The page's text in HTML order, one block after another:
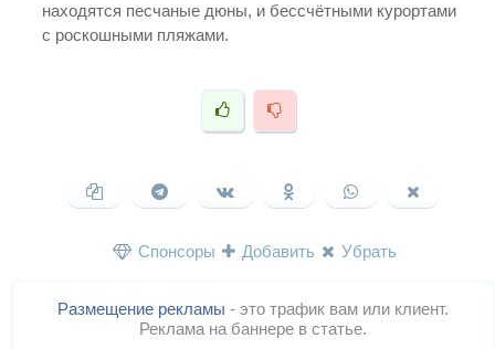
находятся песчаные дюны, и бессчётными курортами
с роскошными пляжами.
Спонсоры Добавить Убрать
Размещение рекламы - это трафик вам или клиент.
Реклама на баннере в статье.